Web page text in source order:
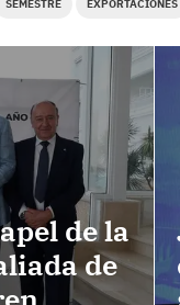
SEMESTRE EXPORTACIONES
de la
de